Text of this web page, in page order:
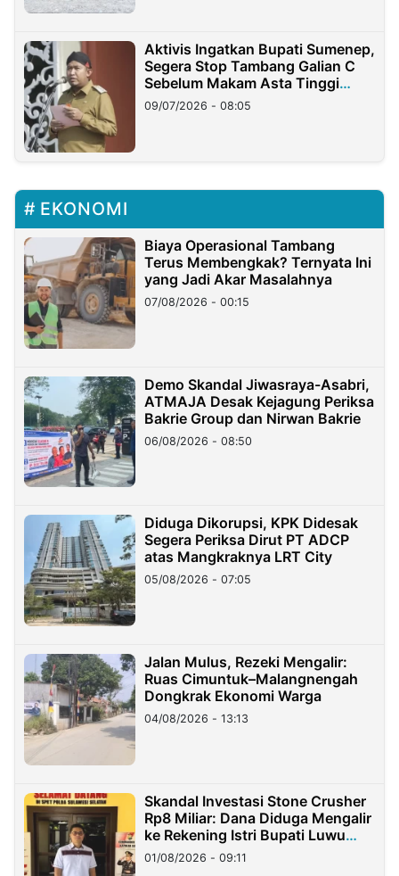
Aktivis Ingatkan Bupati Sumenep,
Segera Stop Tambang Galian C
Sebelum Makam Asta Tinggi
Longsor
09/07/2026 - 08:05
EKONOMI
Biaya Operasional Tambang
Terus Membengkak? Ternyata Ini
yang Jadi Akar Masalahnya
07/08/2026 - 00:15
Demo Skandal Jiwasraya-Asabri,
ATMAJA Desak Kejagung Periksa
Bakrie Group dan Nirwan Bakrie
06/08/2026 - 08:50
Diduga Dikorupsi, KPK Didesak
Segera Periksa Dirut PT ADCP
atas Mangkraknya LRT City
05/08/2026 - 07:05
Jalan Mulus, Rezeki Mengalir:
Ruas Cimuntuk–Malangnengah
Dongkrak Ekonomi Warga
04/08/2026 - 13:13
Skandal Investasi Stone Crusher
Rp8 Miliar: Dana Diduga Mengalir
ke Rekening Istri Bupati Luwu
Timur
01/08/2026 - 09:11